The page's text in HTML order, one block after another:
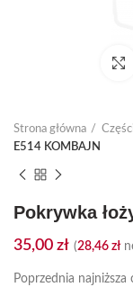
Strona główna
E514 KOMBAJN
Pokrywka
35,00 zł (28,46 zł
Poprzednia najniższa